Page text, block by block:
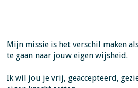
Mijn missie is het verschil maken
te gaan naar jouw eigen wijsheid.
Ik wil jou je vrij, geaccepteerd,